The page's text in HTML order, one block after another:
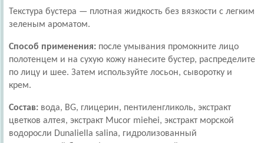
Текстура бустера — плотная жидкость без вязкости с легким
зеленым ароматом.
Способ применения: после умывания промокните лицо
полотенцем и на сухую кожу нанесите бустер, распределите
по лицу и шее. Затем используйте лосьон, сыворотку и
крем.
Состав: вода, BG, глицерин, пентиленгликоль, экстракт
цветков алтея, экстракт Mucor miehei, экстракт морской
водоросли Dunaliella salina, гидролизованный